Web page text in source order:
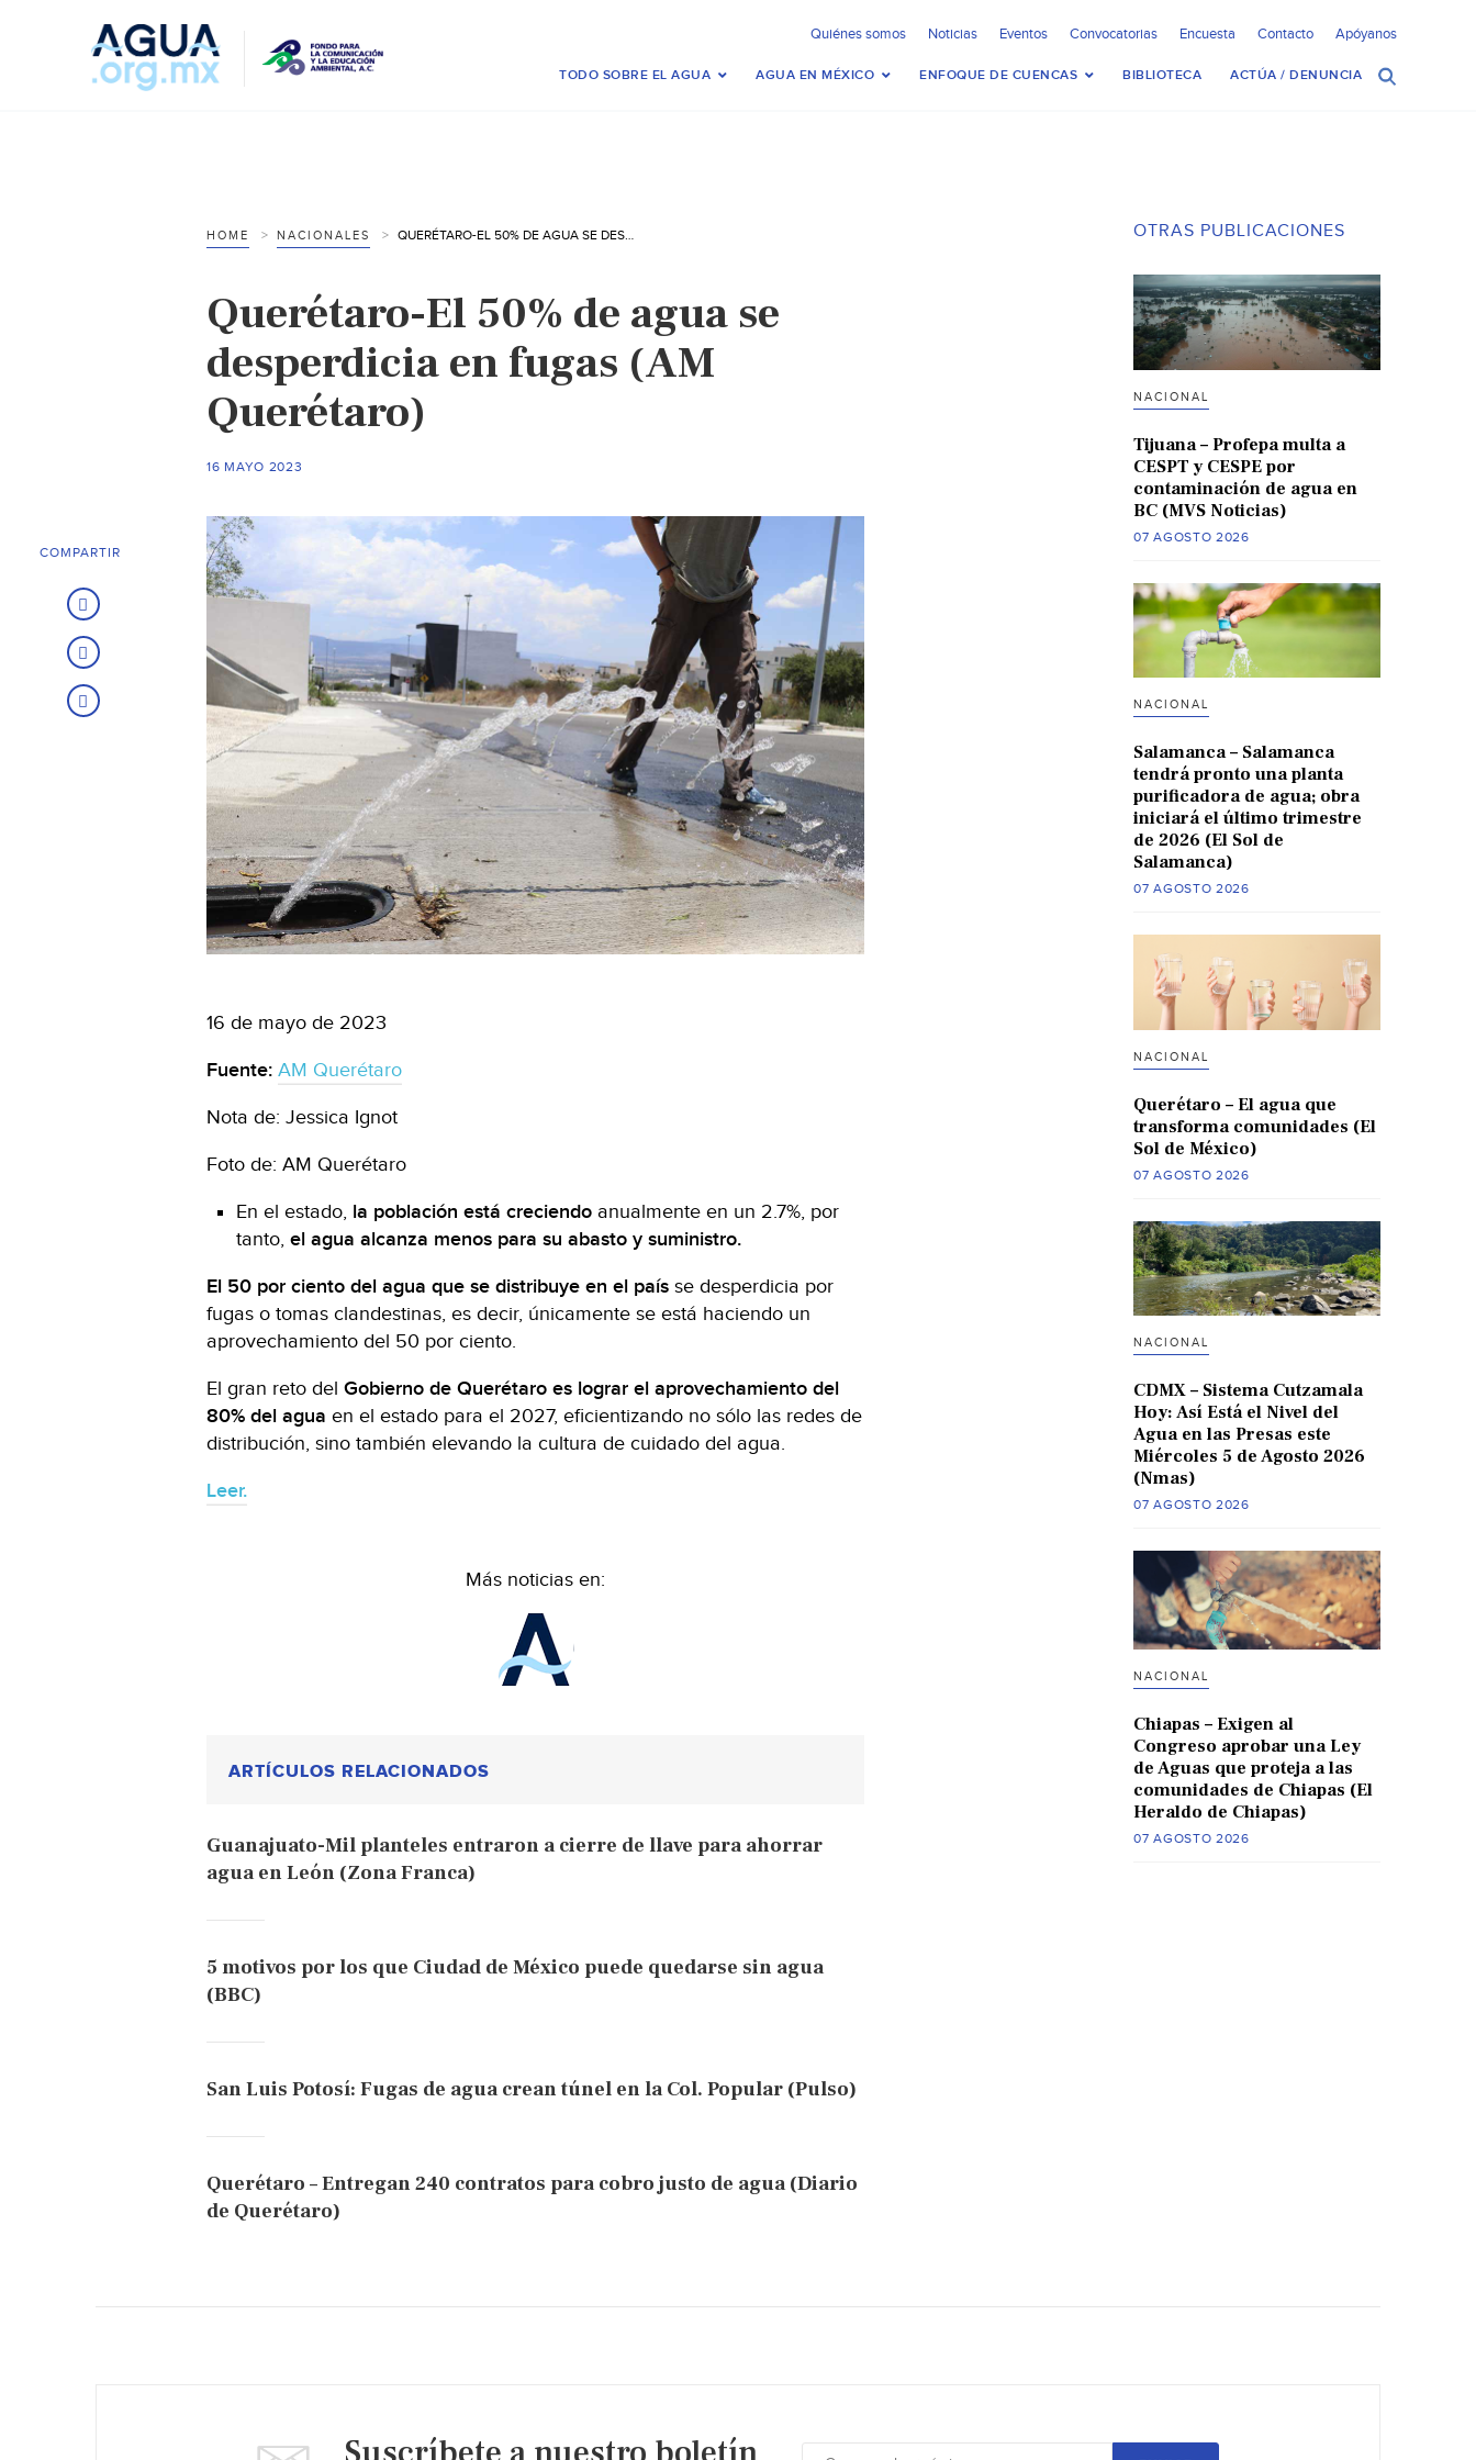
Quiénes somos Noticias Eventos Convocatorias Encuesta Contacto Apóyanos
TODO SOBRE EL AGUA AGUA EN MÉXICO ENFOQUE DE CUENCAS BIBLIOTECA ACTÚA / DENUNCIA
HOME NACIONALES QUERÉTARO-EL 50% DE AGUA SE DESPERDICIA EN FUGAS (AM QUERÉTARO)
Querétaro-El 50% de agua se
desperdicia en fugas (AM
Querétaro)
16 MAYO 2023
16 de mayo de 2023
Fuente: AM Querétaro
Nota de: Jessica Ignot
Foto de: AM Querétaro
En el estado, la población está creciendo anualmente en un 2.7%, por
tanto, el agua alcanza menos para su abasto y suministro.
El 50 por ciento del agua que se distribuye en el país se desperdicia por
fugas o tomas clandestinas, es decir, únicamente se está haciendo un
aprovechamiento del 50 por ciento.
El gran reto del Gobierno de Querétaro es lograr el aprovechamiento del
80% del agua en el estado para el 2027, eficientizando no sólo las redes de
distribución, sino también elevando la cultura de cuidado del agua.
Leer.
Más noticias en:
ARTÍCULOS RELACIONADOS
Guanajuato-Mil planteles entraron a cierre de llave para ahorrar
agua en León (Zona Franca)
5 motivos por los que Ciudad de México puede quedarse sin agua
(BBC)
San Luis Potosí: Fugas de agua crean túnel en la Col. Popular (Pulso)
Querétaro – Entregan 240 contratos para cobro justo de agua (Diario
de Querétaro)
COMPARTIR
OTRAS PUBLICACIONES
NACIONAL
Tijuana – Profepa multa a
CESPT y CESPE por
contaminación de agua en
BC (MVS Noticias)
07 AGOSTO 2026
NACIONAL
Salamanca – Salamanca
tendrá pronto una planta
purificadora de agua; obra
iniciará el último trimestre
de 2026 (El Sol de
Salamanca)
07 AGOSTO 2026
NACIONAL
Querétaro – El agua que
transforma comunidades (El
Sol de México)
07 AGOSTO 2026
NACIONAL
CDMX – Sistema Cutzamala
Hoy: Así Está el Nivel del
Agua en las Presas este
Miércoles 5 de Agosto 2026
(Nmas)
07 AGOSTO 2026
NACIONAL
Chiapas – Exigen al
Congreso aprobar una Ley
de Aguas que proteja a las
comunidades de Chiapas (El
Heraldo de Chiapas)
07 AGOSTO 2026